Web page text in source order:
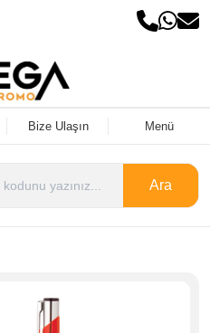
Bize Ulaşın Menü
Ara